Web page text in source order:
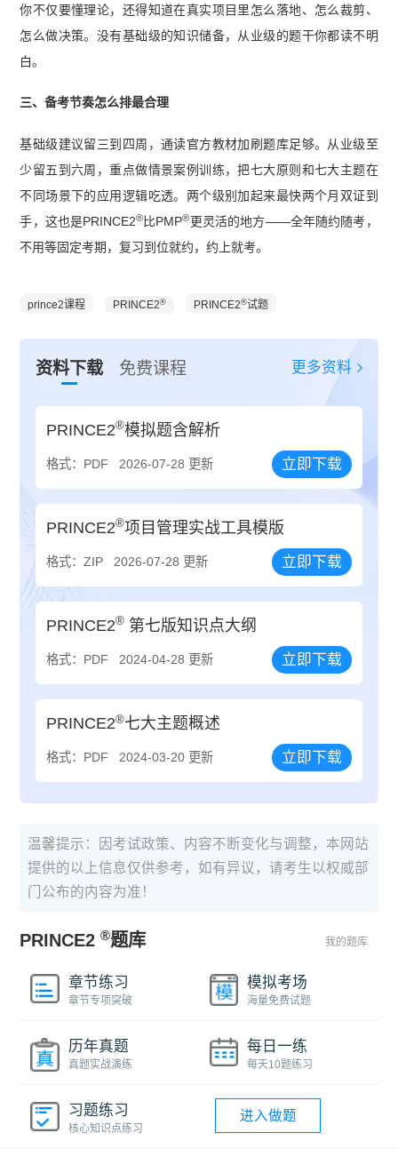
你不仅要懂理论，还得知道在真实项目里怎么落地、怎么裁剪、
怎么做决策。没有基础级的知识储备，从业级的题干你都读不明
白。
三、备考节奏怎么排最合理
基础级建议留三到四周，通读官方教材加刷题库足够。从业级至
少留五到六周，重点做情景案例训练，把七大原则和七大主题在
不同场景下的应用逻辑吃透。两个级别加起来最快两个月双证到
手，这也是PRINCE2® 比PMP®更灵活的地方——全年随约随考，
不用等固定考期，复习到位就约，约上就考。
prince2课程 PRINCE2® PRINCE2®试题
资料下载 免费课程 更多资料
PRINCE2®模拟题含解析
格式：PDF 2026-07-28 更新 立即下载
PRINCE2®项目管理实战工具模版
格式：ZIP 2026-07-28 更新 立即下载
PRINCE2® 第七版知识点大纲
格式：PDF 2024-04-28 更新 立即下载
PRINCE2®七大主题概述
格式：PDF 2024-03-20 更新 立即下载
温馨提示：因考试政策、内容不断变化与调整，本网站
提供的以上信息仅供参考，如有异议，请考生以权威部
门公布的内容为准！
PRINCE2®题库 我的题库
章节练习
章节专项突破
模拟考场
海量免费试题
历年真题
真题实战演练
每日一练
每天10题练习
习题练习
核心知识点练习
进入做题